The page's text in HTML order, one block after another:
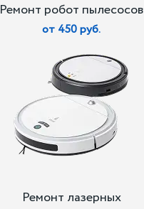
Ремонт робот пылесосов
от 450 руб.
Ремонт лазерных